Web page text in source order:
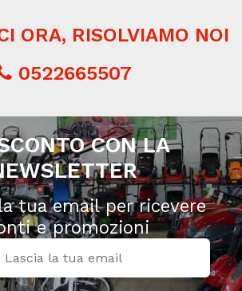
ORA, RISOLVIAMO NOI
0522665507
CON LA
tua email per ricevere
e promozioni